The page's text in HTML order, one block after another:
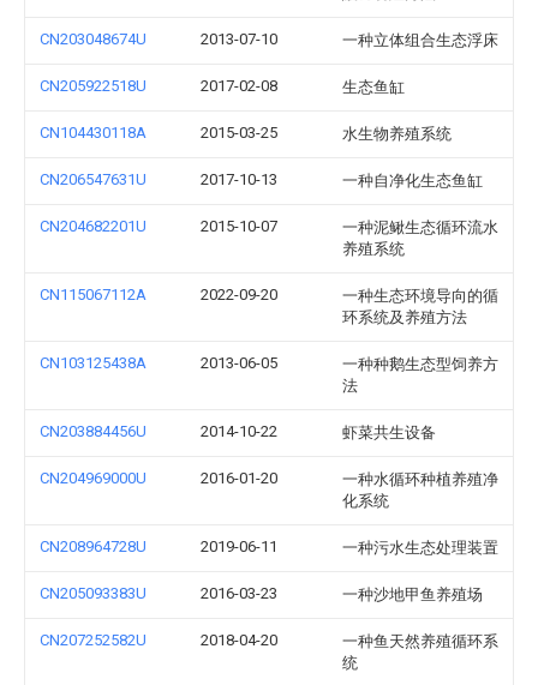
CN203048674U 2013-07-10 一种立体组合生态浮床
CN205922518U 2017-02-08 生态鱼缸
CN104430118A 2015-03-25 水生物养殖系统
CN206547631U 2017-10-13 一种自净化生态鱼缸
CN204682201U 2015-10-07
一种泥鳅生态循环流水
养殖系统
CN115067112A 2022-09-20
一种生态环境导向的循
环系统及养殖方法
CN103125438A 2013-06-05
一种种鹅生态型饲养方
法
CN203884456U 2014-10-22 虾菜共生设备
CN204969000U 2016-01-20
一种水循环种植养殖净
化系统
CN208964728U 2019-06-11 一种污水生态处理装置
CN205093383U 2016-03-23 一种沙地甲鱼养殖场
CN207252582U 2018-04-20
一种鱼天然养殖循环系
统